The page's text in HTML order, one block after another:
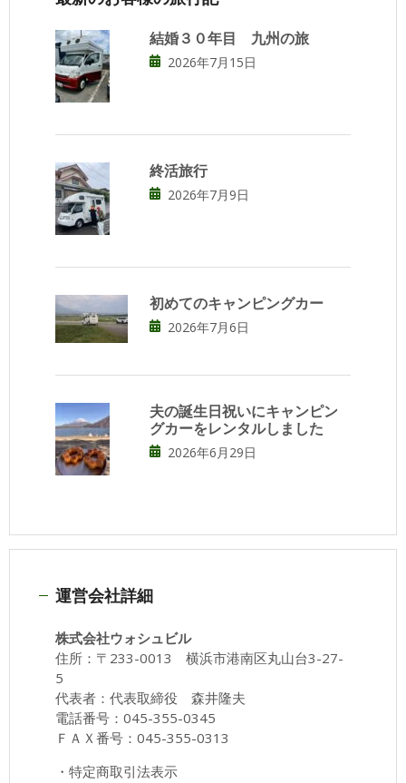
結婚３０年目 九州の旅
2026年7月15日
終活旅行
2026年7月9日
初めてのキャンピングカー
2026年7月6日
夫の誕生日祝いにキャンピン
グカーをレンタルしました
2026年6月29日
運営会社詳細
株式会社ウォシュビル
住所：〒233-0013 横浜市港南区丸山台3-27-
5
代表者：代表取締役 森井隆夫
電話番号：045-355-0345
ＦＡＸ番号：045-355-0313
・ 特定商取引法表示